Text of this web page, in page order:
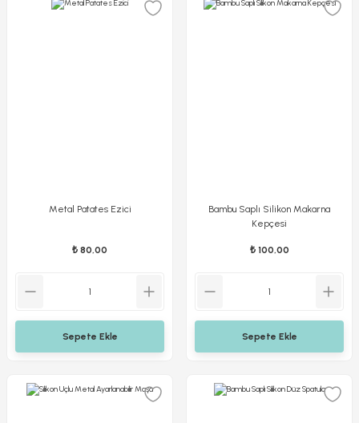
Metal Patates Ezici
₺ 80,00
Sepete Ekle
Bambu Saplı Silikon Makarna
Kepçesi
₺ 100,00
Sepete Ekle